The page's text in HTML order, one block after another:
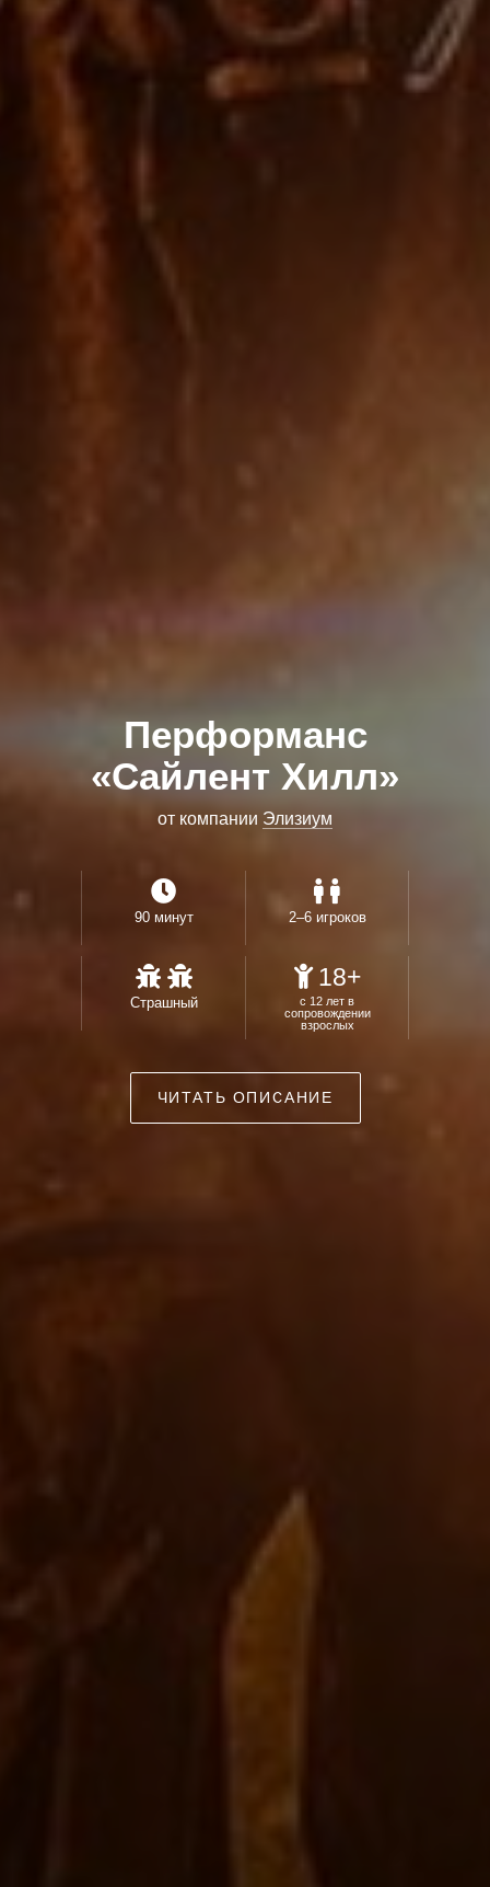
Перформанс
«Сайлент Хилл»
от компании Элизиум
90 минут 2–6 игроков
Страшный
18+
с 12 лет в
сопровождении
взрослых
ЧИТАТЬ ОПИСАНИЕ